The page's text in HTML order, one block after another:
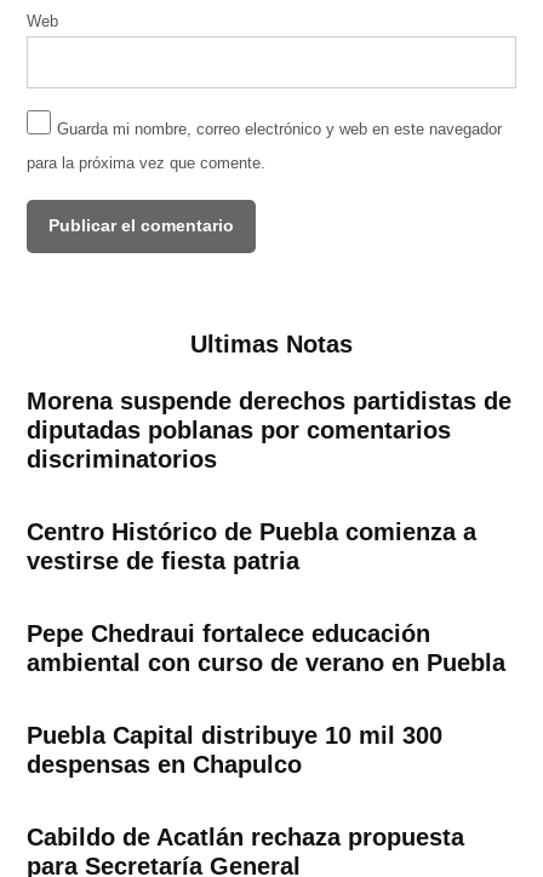
Web
Guarda mi nombre, correo electrónico y web en este navegador
para la próxima vez que comente.
Ultimas Notas
Morena suspende derechos partidistas de
diputadas poblanas por comentarios
discriminatorios
Centro Histórico de Puebla comienza a
vestirse de fiesta patria
Pepe Chedraui fortalece educación
ambiental con curso de verano en Puebla
Puebla Capital distribuye 10 mil 300
despensas en Chapulco
Cabildo de Acatlán rechaza propuesta
para Secretaría General